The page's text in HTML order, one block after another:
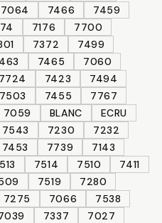
7064 7466
7459
7176
7700
7372
7499
7465
7060
7724 7423
7494
7503 7455
7767
7059 BLANC
ECRU
7543 7230
7232
7453 7739
7143
7514 7510
7411
7519
7280
7275 7066
7538
7337
7027